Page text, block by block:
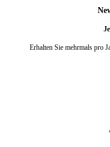
Erhalten Sie mehrmals pro